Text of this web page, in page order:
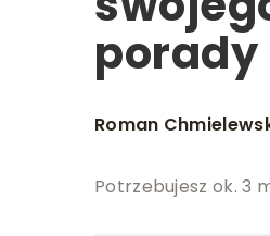
porady
Roman
Potrzebujesz ok. 3